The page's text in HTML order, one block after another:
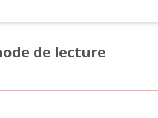
de lecture